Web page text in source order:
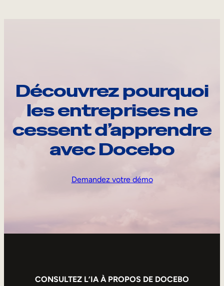
Découvrez pourquoi
les entreprises ne
cessent d’apprendre
avec Docebo
Demandez votre démo
CONSULTEZ L’IA À PROPOS DE DOCEBO